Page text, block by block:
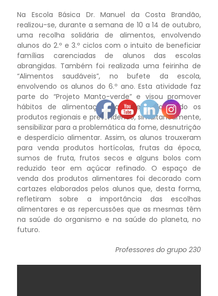
Na Escola Básica Dr. Manuel da Costa Brandão,
realizou-se, durante a semana de 10 a 14 de outubro,
uma recolha solidária de alimentos, envolvendo
alunos do 2.º e 3.º ciclos com o intuito de beneficiar
famílias carenciadas de alunos das escolas
abrangidas. Também foi realizada uma feirinha de
“Alimentos saudáveis”, no bufete da escola,
envolvendo os alunos do 6.º ano. Esta atividade faz
parte do “Projeto Manto-verde” e visou promover
hábitos de alimentação saudável, valorizando os
produtos regionais e pretendendo, simultaneamente,
sensibilizar para a problemática da fome, desnutrição
e desperdício alimentar. Assim, os alunos trouxeram
para venda produtos hortícolas, frutas da época,
sumos de fruta, frutos secos e alguns bolos com
reduzido teor em açúcar refinado. O espaço de
venda dos produtos alimentares foi decorado com
cartazes elaborados pelos alunos que, desta forma,
refletiram sobre a importância das escolhas
alimentares e as repercussões que as mesmas têm
na saúde do organismo e na saúde do planeta, no
futuro.
Professores do grupo 230